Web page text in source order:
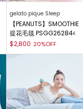
gelato pique Sleep
【PEANUTS】SMOOTHIE
提花毛毯 PSGG262844
$2,800 20%OFF